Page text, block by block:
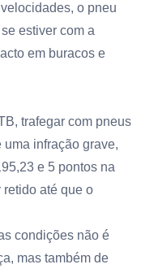
o pneu
estiver com a
em buracos e
trafegar com pneus
infração grave,
e 5 pontos na
até que o
condições não é
mas também de